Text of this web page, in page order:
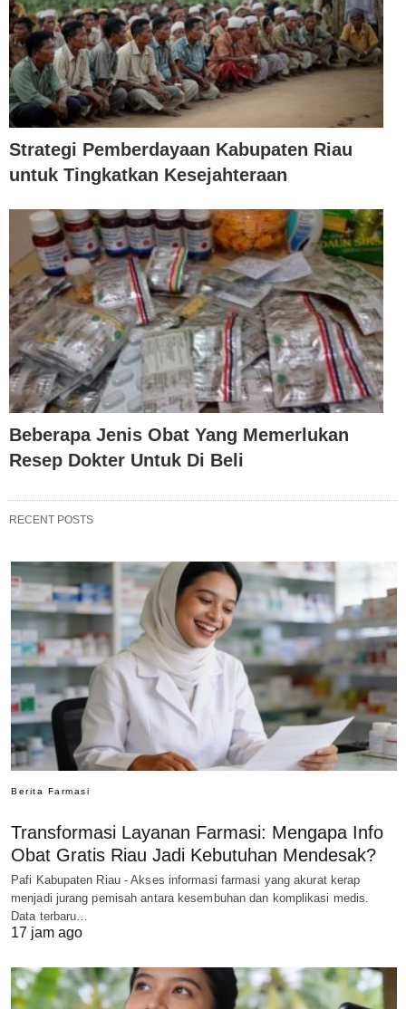
Strategi Pemberdayaan Kabupaten Riau
untuk Tingkatkan Kesejahteraan
Beberapa Jenis Obat Yang Memerlukan
Resep Dokter Untuk Di Beli
RECENT POSTS
Berita Farmasi
Transformasi Layanan Farmasi: Mengapa Info
Obat Gratis Riau Jadi Kebutuhan Mendesak?
Pafi Kabupaten Riau - Akses informasi farmasi yang akurat kerap
menjadi jurang pemisah antara kesembuhan dan komplikasi medis.
Data terbaru…
17 jam ago